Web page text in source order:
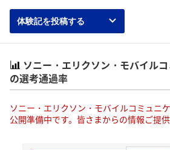
体験記を投稿する
ソニー・エリクソン・モバイル
の選考通過率
ソニー・エリクソン・モバイルコミュニ
公開準備中です。皆さまからの情報ご提